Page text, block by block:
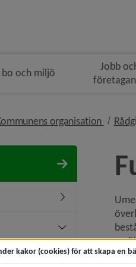
bo och miljö
Jobb
i brödsmulenavigeringen
organisation nivå i
Undermeny för
Undermeny för
kakor (cookies) för att skapa en